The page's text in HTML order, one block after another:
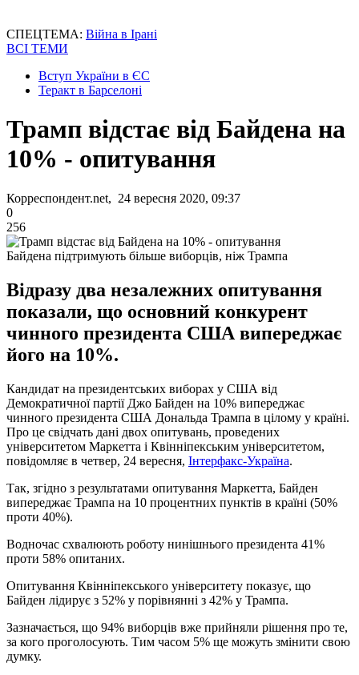
СПЕЦТЕМА: Війна в Ірані
ВСІ ТЕМИ
Вступ України в ЄС
Теракт в Барселоні
Трамп відстає від Байдена на
10% - опитування
Корреспондент.net, 24 вересня 2020, 09:37
0
256
Байдена підтримують більше виборців, ніж Трампа
Відразу два незалежних опитування
показали, що основний конкурент
чинного президента США випереджає
його на 10%.
Кандидат на президентських виборах у США від
Демократичної партії Джо Байден на 10% випереджає
чинного президента США Дональда Трампа в цілому у країні.
Про це свідчать дані двох опитувань, проведених
університетом Маркетта і Квінніпекським університетом,
повідомляє в четвер, 24 вересня, Інтерфакс-Україна.
Так, згідно з результатами опитування Маркетта, Байден
випереджає Трампа на 10 процентних пунктів в країні (50%
проти 40%).
Водночас схвалюють роботу нинішнього президента 41%
проти 58% опитаних.
Опитування Квінніпекського університету показує, що
Байден лідирує з 52% у порівнянні з 42% у Трампа.
Зазначається, що 94% виборців вже прийняли рішення про те,
за кого проголосують. Тим часом 5% ще можуть змінити свою
думку.